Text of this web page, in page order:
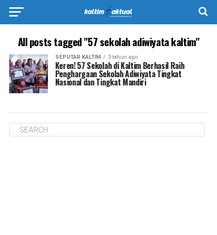
All posts tagged "57 sekolah adiwiyata kaltim"
SEPUTAR KALTIM 3 tahun ago
Keren! 57 Sekolah di Kaltim Berhasil Raih
Penghargaan Sekolah Adiwiyata Tingkat
Nasional dan Tingkat Mandiri